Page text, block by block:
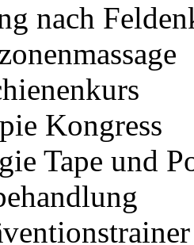
nach
Kongress
Tape und